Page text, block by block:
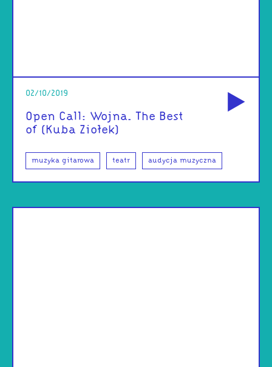
02/10/2019
Open Call: Wojna. The Best
of (Kuba Ziołek)
muzyka gitarowa teatr audycja muzyczna